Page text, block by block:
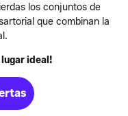
los conjuntos de
que combinan la
ideal!